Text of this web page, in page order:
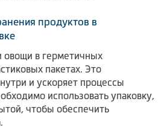
продуктов в
овощи в герметичных
пакетах. Это
и ускоряет процессы
использовать упаковку,
чтобы обеспечить